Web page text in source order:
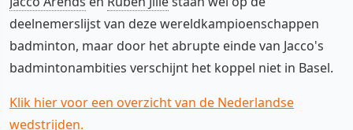
deelnemerslijst van deze wereldkampioenschappen
badminton, maar door het abrupte einde van Jacco's
badmintonambities verschijnt het koppel niet in Basel.
Klik hier voor een overzicht van de Nederlandse
wedstrijden.